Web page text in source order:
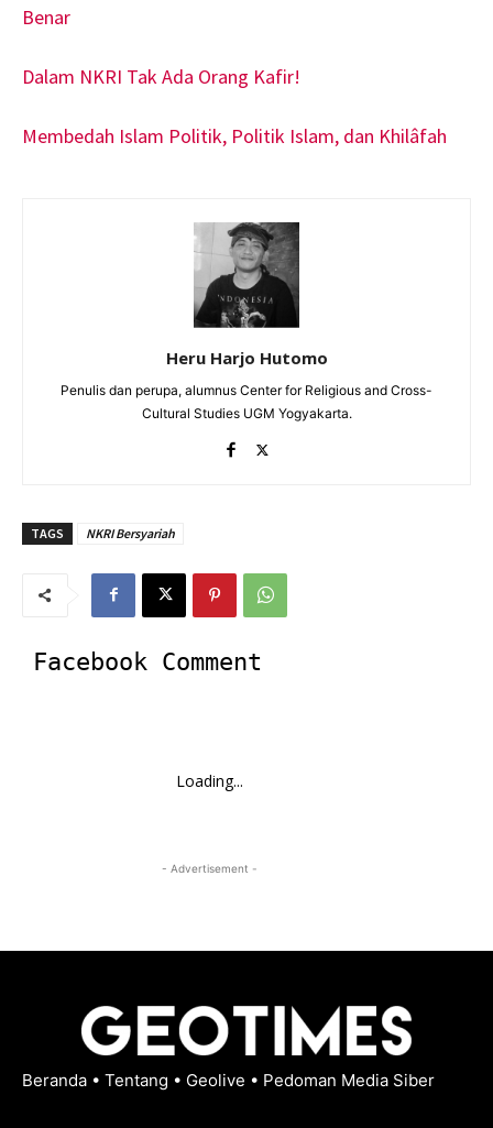
Benar
Dalam NKRI Tak Ada Orang Kafir!
Membedah Islam Politik, Politik Islam, dan Khilâfah
Heru Harjo Hutomo
Penulis dan perupa, alumnus Center for Religious and Cross-
Cultural Studies UGM Yogyakarta.
TAGS NKRI Bersyariah
Facebook Comment
Loading...
- Advertisement -
Beranda • Tentang • Geolive • Pedoman Media Siber